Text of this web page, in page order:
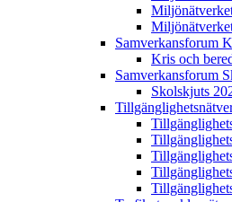
Samverkans­forum
Kris och
Samverkans­forum
Skolskjuts